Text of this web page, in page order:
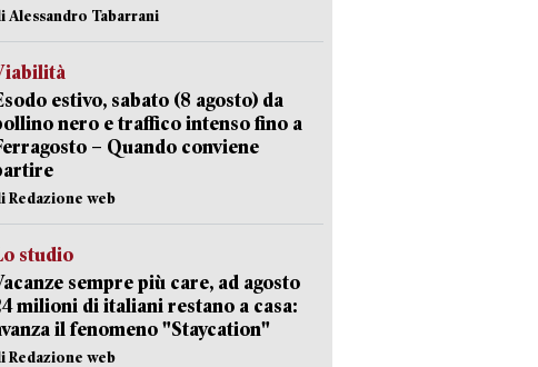
Alessandro Tabarrani
estivo, sabato (8 agosto) da
nero e traffico intenso fino a
– Quando conviene
Redazione web
studio
sempre più care, ad agosto
milioni di italiani restano a casa:
il fenomeno "Staycation"
Redazione web